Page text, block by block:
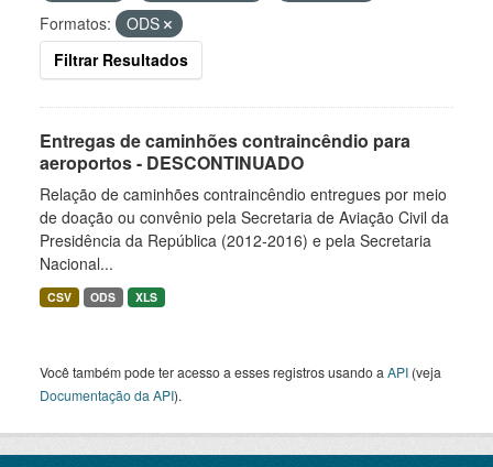
Formatos:
ODS
Filtrar Resultados
Entregas de caminhões contraincêndio para
aeroportos - DESCONTINUADO
Relação de caminhões contraincêndio entregues por meio
de doação ou convênio pela Secretaria de Aviação Civil da
Presidência da República (2012-2016) e pela Secretaria
Nacional...
CSV ODS XLS
Você também pode ter acesso a esses registros usando a API (veja
Documentação da API).